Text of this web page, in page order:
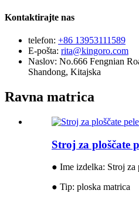
Kontaktirajte nas
telefon: +86 13953111589
E-pošta: rita@kingoro.com
Naslov: No.666 Fengnian
Shandong, Kitajska
Ravna matrica
Stroj za ploščate
● Ime izdelka: Stroj za
● Tip: ploska matrica